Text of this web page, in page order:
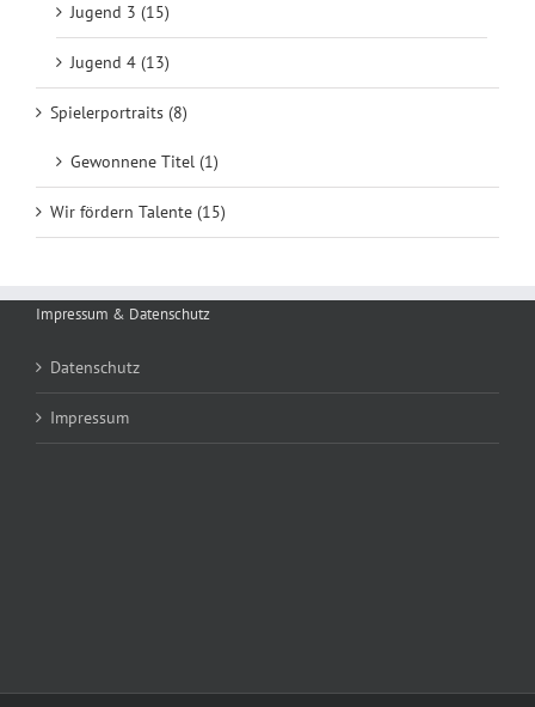
Jugend 3 (15)
Jugend 4 (13)
Spielerportraits (8)
Gewonnene Titel (1)
Wir fördern Talente (15)
Impressum & Datenschutz
Datenschutz
Impressum